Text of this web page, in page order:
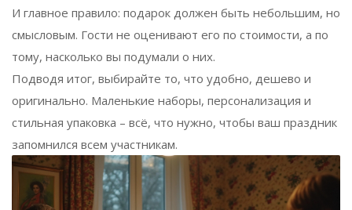
И главное правило: подарок должен быть небольшим, но
смысловым. Гости не оценивают его по стоимости, а по
тому, насколько вы подумали о них.
Подводя итог, выбирайте то, что удобно, дешево и
оригинально. Маленькие наборы, персонализация и
стильная упаковка – всё, что нужно, чтобы ваш праздник
запомнился всем участникам.